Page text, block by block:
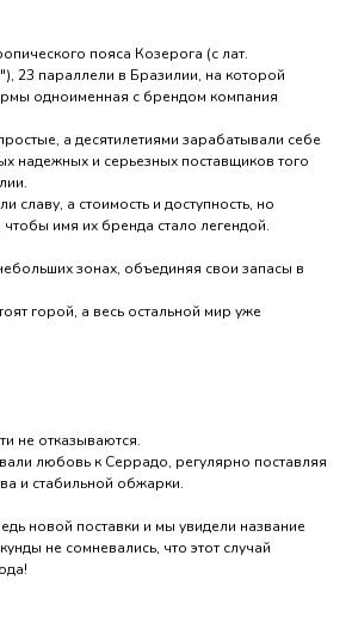
пояса Козерога (с лат.
23 параллели в Бразилии, на которой
одноименная с брендом компания
а десятилетиями зарабатывали себе
надежных и серьезных поставщиков того
славу, а стоимость и доступность, но
имя их бренда стало легендой.
зонах, объединяя свои запасы в
горой, а весь остальной мир уже
не отказываются.
любовь к Серрадо, регулярно поставляя
и стабильной обжарки.
новой поставки и мы увидели название
не сомневались, что этот случай